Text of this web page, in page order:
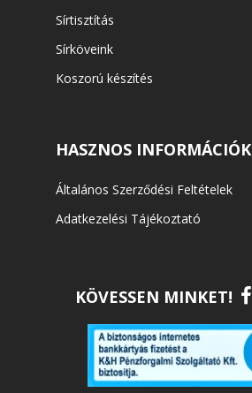
Sírtisztítás
Sírköveink
Koszorú készítés
HASZNOS INFORMÁCIÓK
Általános Szerződési Feltételek
Adatkezelési Tájékoztató
KÖVESSEN MINKET!